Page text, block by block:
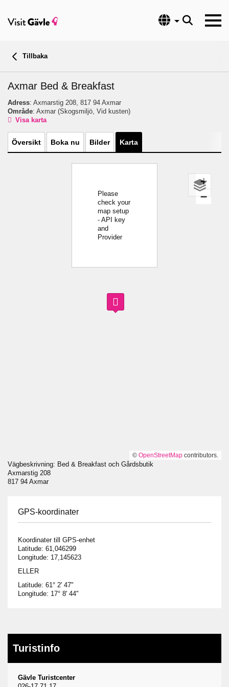
Språk
Tillbaka
Axmar Bed & Breakfast
Adress: Axmarstig 208, 817 94 Axmar
Område: Axmar (Skogsmiljö, Vid kusten)
Visa karta
Översikt Boka nu Bilder Karta
Please
check your
map setup
- API key
and
Provider
© OpenStreetMap contributors.
+
−
Vägbeskrivning: Bed & Breakfast och Gårdsbutik
Axmarstig 208
817 94 Axmar
GPS-koordinater
Koordinater till GPS-enhet
Latitude: 61,046299
Longitude: 17,145623
ELLER
Latitude: 61° 2' 47"
Longitude: 17° 8' 44"
Turistinfo
Gävle Turistcenter